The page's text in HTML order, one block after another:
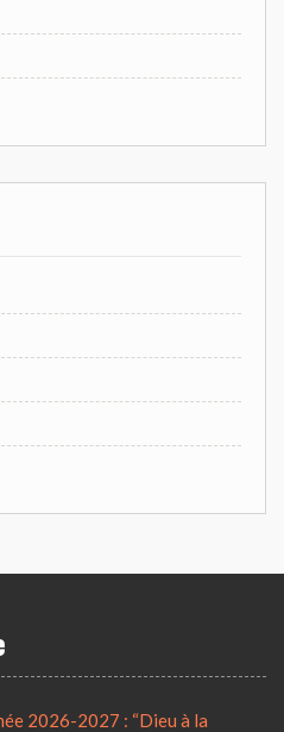
2026-2027 : “Dieu à la